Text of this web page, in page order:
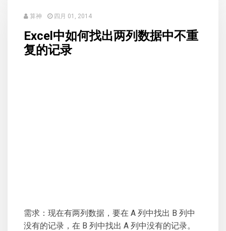
算神 四月 01, 2014
Excel中如何找出两列数据中不重
复的记录
需求：现在有两列数据，要在 A 列中找出 B 列中
没有的记录，在 B 列中找出 A 列中没有的记录。